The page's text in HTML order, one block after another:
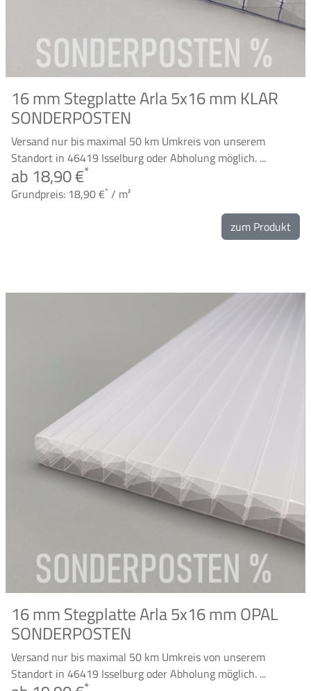
16 mm Stegplatte Arla 5x16 mm KLAR
SONDERPOSTEN
Versand nur bis maximal 50 km Umkreis von unserem
Standort in 46419 Isselburg oder Abholung möglich. ...
ab 18,90 €*
Grundpreis: 18,90 €* / m²
zum Produkt
16 mm Stegplatte Arla 5x16 mm OPAL
SONDERPOSTEN
Versand nur bis maximal 50 km Umkreis von unserem
Standort in 46419 Isselburg oder Abholung möglich. ...
*